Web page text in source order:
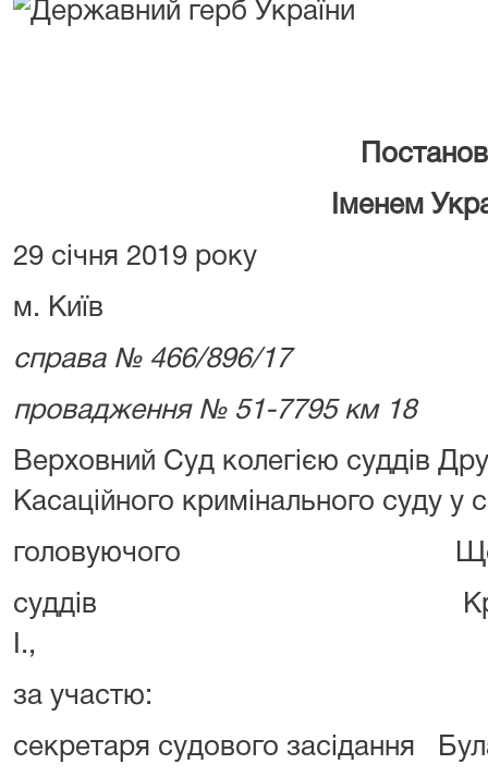
Іменем
29 січня 2019 року
м. Київ
справа № 466/896/17
провадження № 51-7795 км 18
Верховний Суд колегією суддів
Касаційного кримінального суду у
головуючого
суддів Кравченка
І.,
за участю:
секретаря судового засідання